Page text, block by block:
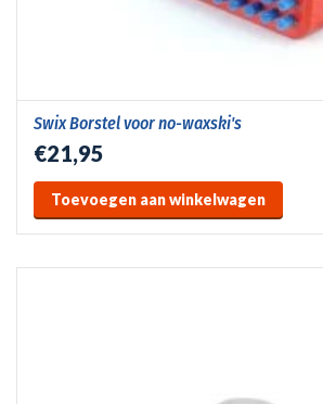
Swix Borstel voor no-waxski's
€21,95
Toevoegen aan winkelwagen